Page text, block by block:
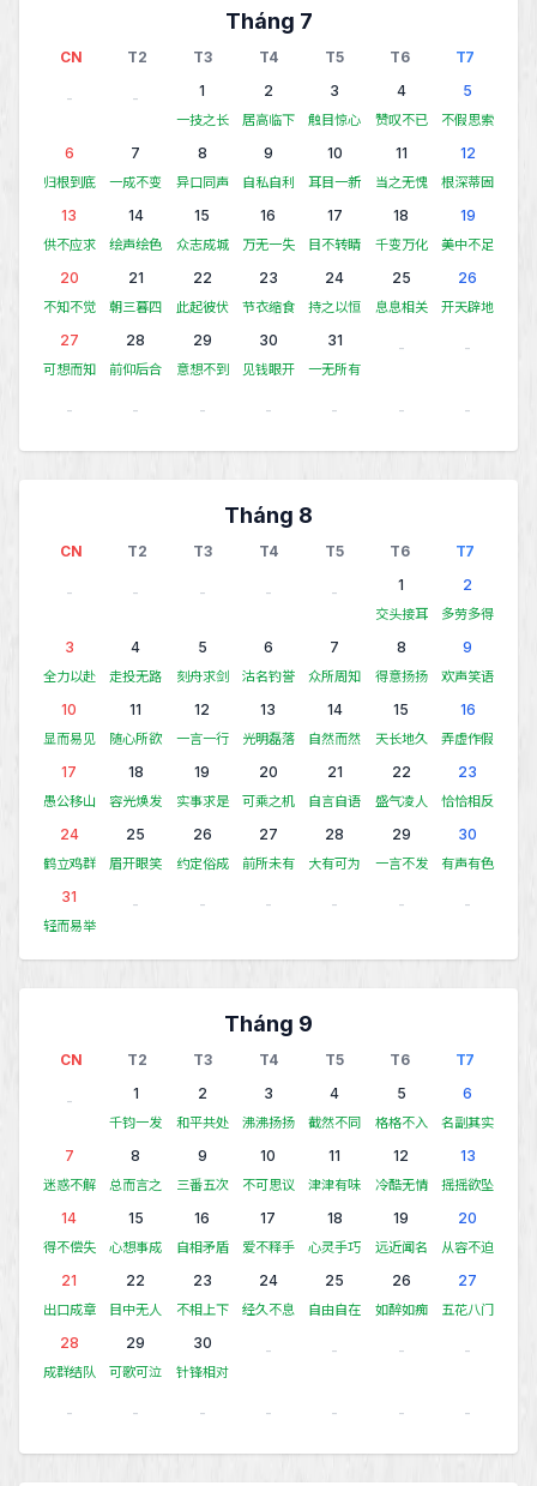
Tháng 7
CN T2 T3 T4 T5 T6 T7
- - 1
一技之长
2
居高临下
3
触目惊心
4
赞叹不已
5
不假思索
6
归根到底
7
一成不变
8
异口同声
9
自私自利
10
耳目一新
11
当之无愧
12
根深蒂固
13
供不应求
14
绘声绘色
15
众志成城
16
万无一失
17
目不转睛
18
千变万化
19
美中不足
20
不知不觉
21
朝三暮四
22
此起彼伏
23
节衣缩食
24
持之以恒
25
息息相关
26
开天辟地
27
可想而知
28
前仰后合
29
意想不到
30
见钱眼开
31
一无所有
- -
- - - - - - -
Tháng 8
CN T2 T3 T4 T5 T6 T7
- - - - - 1
交头接耳
2
多劳多得
3
全力以赴
4
走投无路
5
刻舟求剑
6
沽名钓誉
7
众所周知
8
得意扬扬
9
欢声笑语
10
显而易见
11
随心所欲
12
一言一行
13
光明磊落
14
自然而然
15
天长地久
16
弄虚作假
17
愚公移山
18
容光焕发
19
实事求是
20
可乘之机
21
自言自语
22
盛气凌人
23
恰恰相反
24
鹤立鸡群
25
眉开眼笑
26
约定俗成
27
前所未有
28
大有可为
29
一言不发
30
有声有色
31
轻而易举
- - - - - -
Tháng 9
CN T2 T3 T4 T5 T6 T7
- 1
千钧一发
2
和平共处
3
沸沸扬扬
4
截然不同
5
格格不入
6
名副其实
7
迷惑不解
8
总而言之
9
三番五次
10
不可思议
11
津津有味
12
冷酷无情
13
摇摇欲坠
14
得不偿失
15
心想事成
16
自相矛盾
17
爱不释手
18
心灵手巧
19
远近闻名
20
从容不迫
21
出口成章
22
目中无人
23
不相上下
24
经久不息
25
自由自在
26
如醉如痴
27
五花八门
28
成群结队
29
可歌可泣
30
针锋相对
- - - -
- - - - - - -